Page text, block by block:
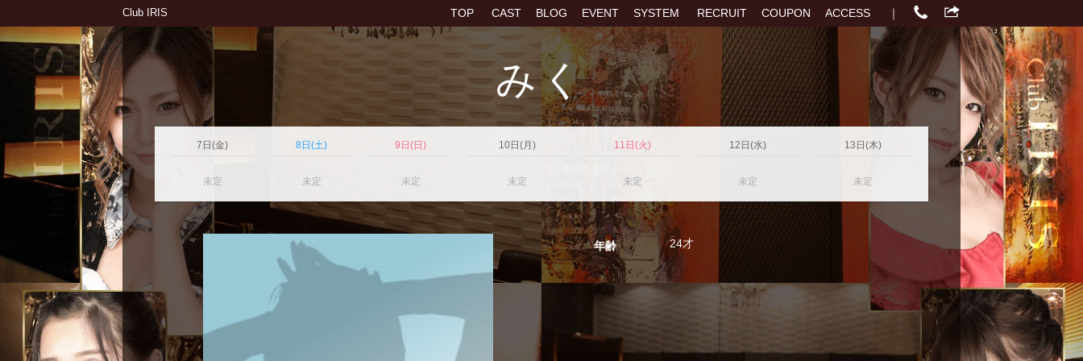
Club IRIS TOP CAST BLOG EVENT SYSTEM RECRUIT COUPON ACCESS ｜
みく
7日(金) 8日(土) 9日(日) 10日(月) 11日(火) 12日(水) 13日(木)
未定 未定 未定 未定 未定 未定 未定
年齢 24才